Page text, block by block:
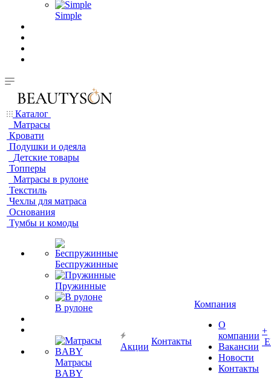
Simple
Каталог
Матрасы
Кровати
Подушки и одеяла
Детские товары
Топперы
Матрасы в рулоне
Текстиль
Чехлы для матраса
Основания
Тумбы и комоды
Беспружинные
Пружинные
В рулоне
Матрасы
BABY
Акции
Контакты
Компания
О
компании
Вакансии
Новости
Контакты
+